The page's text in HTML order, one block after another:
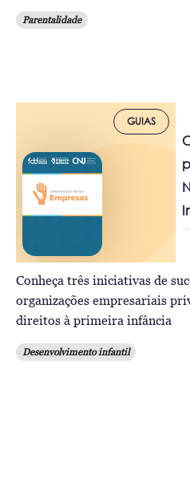
Parentalidade
GUIAS
Conheça três iniciativas de
organizações empresariais
direitos à primeira infância
Desenvolvimento infantil